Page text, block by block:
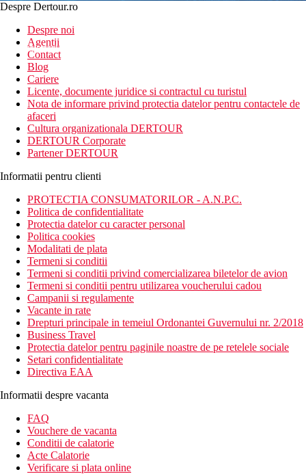
newsletter!
Despre Dertour.ro
Despre noi
Agentii
Contact
Blog
Cariere
Licente, documente juridice si contractul cu turistul
Nota de informare privind protectia datelor pentru contactele de
afaceri
Cultura organizationala DERTOUR
DERTOUR Corporate
Partener DERTOUR
Informatii pentru clienti
PROTECTIA CONSUMATORILOR - A.N.P.C.
Politica de confidentialitate
Protectia datelor cu caracter personal
Politica cookies
Modalitati de plata
Termeni si conditii
Termeni si conditii privind comercializarea biletelor de avion
Termeni si conditii pentru utilizarea voucherului cadou
Campanii si regulamente
Vacante in rate
Drepturi principale in temeiul Ordonantei Guvernului nr. 2/2018
Business Travel
Protectia datelor pentru paginile noastre de pe retelele sociale
Setari confidentialitate
Directiva EAA
Informatii despre vacanta
FAQ
Vouchere de vacanta
Conditii de calatorie
Acte Calatorie
Verificare si plata online